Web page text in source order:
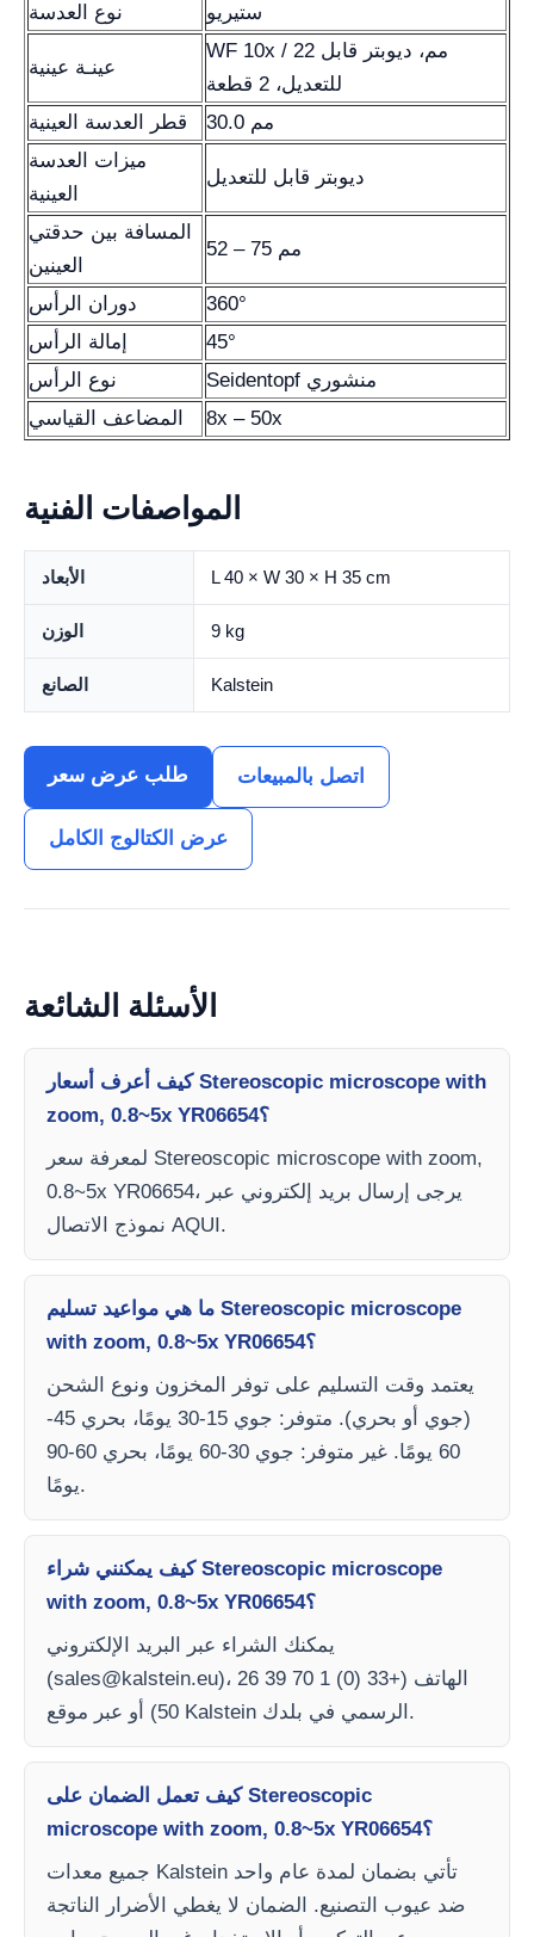
نوع العدسة
ستيريو
عينـة عينية
WF 10x / 22 مم، ديوبتر قابل
للتعديل، 2 قطعة
قطر العدسة العينية
30.0 مم
ميزات العدسة
العينية
ديوبتر قابل للتعديل
المسافة بين حدقتي
العينين
52 – 75 مم
دوران الرأس
360°
إمالة الرأس
45°
نوع الرأس
Seidentopf منشوري
المضاعف القياسي
8x – 50x
المواصفات الفنية
الأبعاد L 40 × W 30 × H 35 cm
الوزن 9 kg
الصانع Kalstein
طلب عرض سعر اتصل بالمبيعات
عرض الكتالوج الكامل
الأسئلة الشائعة
كيف أعرف أسعار Stereoscopic microscope with
zoom, 0.8~5x YR06654؟
لمعرفة سعر Stereoscopic microscope with zoom,
0.8~5x YR06654، يرجى إرسال بريد إلكتروني عبر
نموذج الاتصال AQUI.
ما هي مواعيد تسليم Stereoscopic microscope
with zoom, 0.8~5x YR06654؟
يعتمد وقت التسليم على توفر المخزون ونوع الشحن
(جوي أو بحري). متوفر: جوي 15-30 يومًا، بحري 45-
60 يومًا. غير متوفر: جوي 30-60 يومًا، بحري 60-90
يومًا.
كيف يمكنني شراء Stereoscopic microscope
with zoom, 0.8~5x YR06654؟
يمكنك الشراء عبر البريد الإلكتروني
(sales@kalstein.eu)، الهاتف (+33 (0) 1 70 39 26
50) أو عبر موقع Kalstein الرسمي في بلدك.
كيف تعمل الضمان على Stereoscopic
microscope with zoom, 0.8~5x YR06654؟
جميع معدات Kalstein تأتي بضمان لمدة عام واحد
ضد عيوب التصنيع. الضمان لا يغطي الأضرار الناتجة